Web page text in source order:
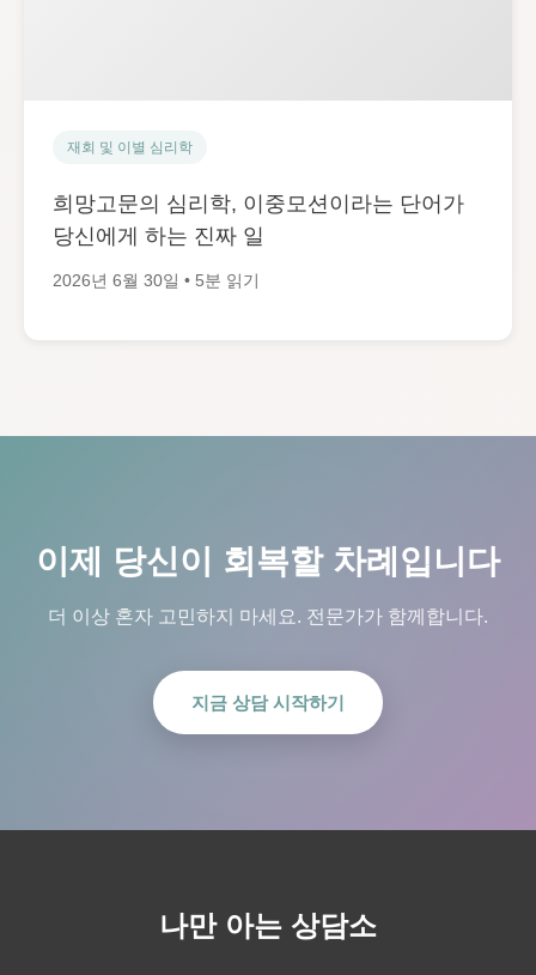
재회 및 이별 심리학
희망고문의 심리학, 이중모션이라는 단어가
당신에게 하는 진짜 일
2026년 6월 30일 • 5분 읽기
이제 당신이 회복할 차례입니다
더 이상 혼자 고민하지 마세요. 전문가가 함께합니다.
지금 상담 시작하기
나만 아는 상담소